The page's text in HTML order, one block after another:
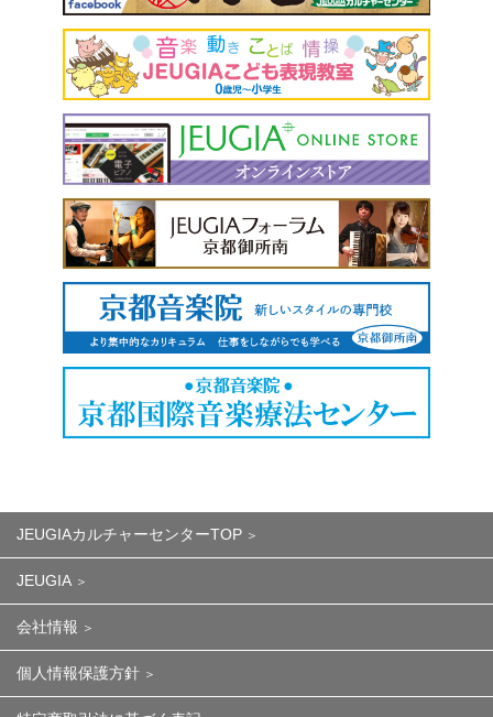
JEUGIAカルチャーセンターTOP
JEUGIA
会社情報
個人情報保護方針